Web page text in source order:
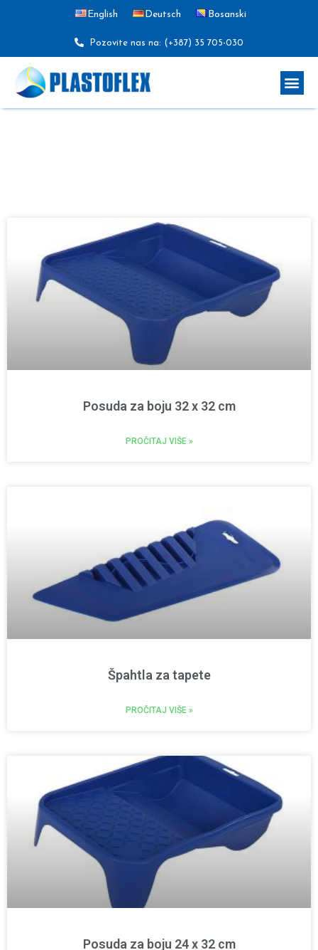
English Deutsch Bosanski
Pozovite nas na: (+387) 35 705-030
Posuda za boju 32 x 32 cm
PROČITAJ VIŠE »
Špahtla za tapete
PROČITAJ VIŠE »
Posuda za boju 24 x 32 cm